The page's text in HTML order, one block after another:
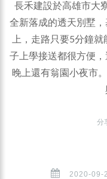
長禾建設於高雄市大
全新落成的透天別墅
上，走路只要5分鐘
子上學接送都很方便
晚上還有翁園小夜市
分
2020-09-